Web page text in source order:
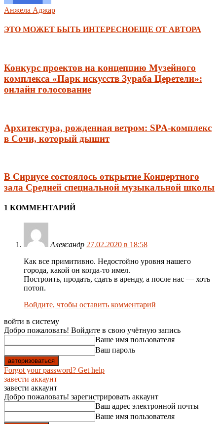
Анжела Аджар
ЭТО МОЖЕТ БЫТЬ ИНТЕРЕСНОЕЩЕ ОТ АВТОРА
Конкурс проектов на концепцию Музейного
комплекса «Парк искусств Зураба Церетели»:
онлайн голосование
Архитектура, рожденная ветром: SPA-комплекс
в Сочи, который дышит
В Сириусе состоялось открытие Концертного
зала Средней специальной музыкальной школы
1 КОММЕНТАРИЙ
Александр 27.02.2020 в 18:58
Как все примитивно. Недостойно уровня нашего
города, какой он когда-то имел.
Построить, продать, сдать в аренду, а после нас — хоть
потоп.
Войдите, чтобы оставить комментарий
войти в систему
Добро пожаловать! Войдите в свою учётную запись
Ваше имя пользователя
Ваш пароль
Forgot your password? Get help
завести аккаунт
завести аккаунт
Добро пожаловать! зарегистрировать аккаунт
Ваш адрес электронной почты
Ваше имя пользователя